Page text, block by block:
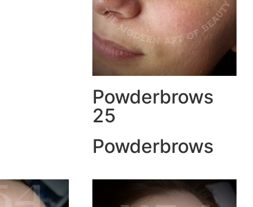
Powderbrows
25
Powderbrows